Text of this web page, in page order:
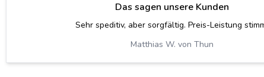
Das sagen unsere Kunden
Eigentlich wollten wir einen Parkett, nun haben wir einen